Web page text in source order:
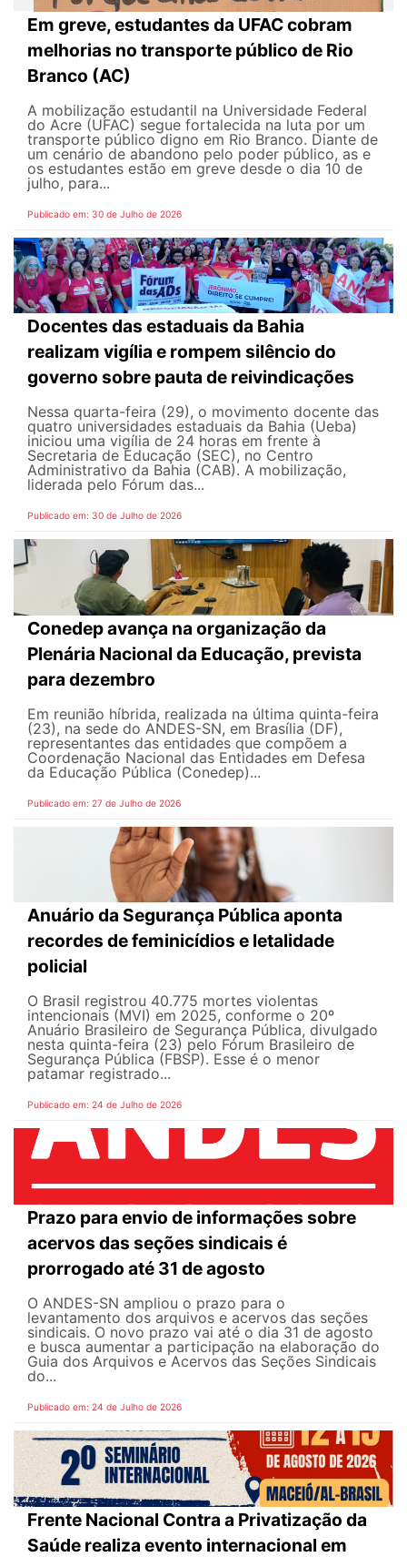
Em greve, estudantes da UFAC cobram
melhorias no transporte público de Rio
Branco (AC)
A mobilização estudantil na Universidade Federal
do Acre (UFAC) segue fortalecida na luta por um
transporte público digno em Rio Branco. Diante de
um cenário de abandono pelo poder público, as e
os estudantes estão em greve desde o dia 10 de
julho, para...
Publicado em: 30 de Julho de 2026
Docentes das estaduais da Bahia
realizam vigília e rompem silêncio do
governo sobre pauta de reivindicações
Nessa quarta-feira (29), o movimento docente das
quatro universidades estaduais da Bahia (Ueba)
iniciou uma vigília de 24 horas em frente à
Secretaria de Educação (SEC), no Centro
Administrativo da Bahia (CAB). A mobilização,
liderada pelo Fórum das...
Publicado em: 30 de Julho de 2026
Conedep avança na organização da
Plenária Nacional da Educação, prevista
para dezembro
Em reunião híbrida, realizada na última quinta-feira
(23), na sede do ANDES-SN, em Brasília (DF),
representantes das entidades que compõem a
Coordenação Nacional das Entidades em Defesa
da Educação Pública (Conedep)...
Publicado em: 27 de Julho de 2026
Anuário da Segurança Pública aponta
recordes de feminicídios e letalidade
policial
O Brasil registrou 40.775 mortes violentas
intencionais (MVI) em 2025, conforme o 20º
Anuário Brasileiro de Segurança Pública, divulgado
nesta quinta-feira (23) pelo Fórum Brasileiro de
Segurança Pública (FBSP). Esse é o menor
patamar registrado...
Publicado em: 24 de Julho de 2026
Prazo para envio de informações sobre
acervos das seções sindicais é
prorrogado até 31 de agosto
O ANDES-SN ampliou o prazo para o
levantamento dos arquivos e acervos das seções
sindicais. O novo prazo vai até o dia 31 de agosto
e busca aumentar a participação na elaboração do
Guia dos Arquivos e Acervos das Seções Sindicais
do...
Publicado em: 24 de Julho de 2026
Frente Nacional Contra a Privatização da
Saúde realiza evento internacional em